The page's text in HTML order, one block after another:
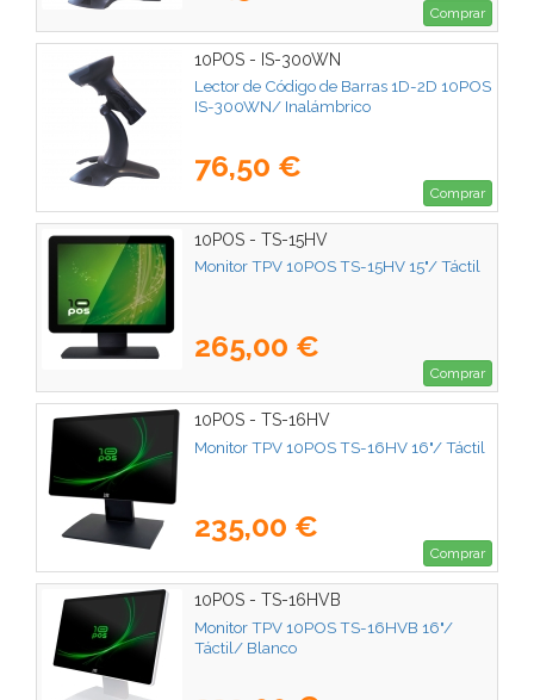
Comprar
10POS - IS-300WN
Lector de Código de Barras 1D-2D 10POS
IS-300WN/ Inalámbrico
76,50 €
Comprar
10POS - TS-15HV
Monitor TPV 10POS TS-15HV 15"/ Táctil
265,00 €
Comprar
10POS - TS-16HV
Monitor TPV 10POS TS-16HV 16"/ Táctil
235,00 €
Comprar
10POS - TS-16HVB
Monitor TPV 10POS TS-16HVB 16"/
Táctil/ Blanco